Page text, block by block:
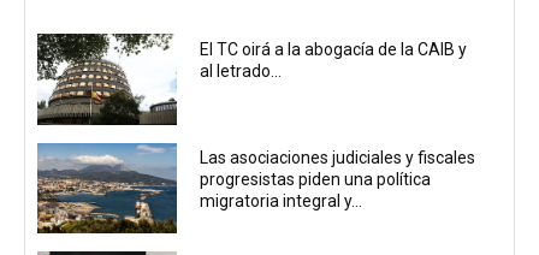
El TC oirá a la abogacía de la CAIB y
al letrado...
Las asociaciones judiciales y fiscales
progresistas piden una política
migratoria integral y...